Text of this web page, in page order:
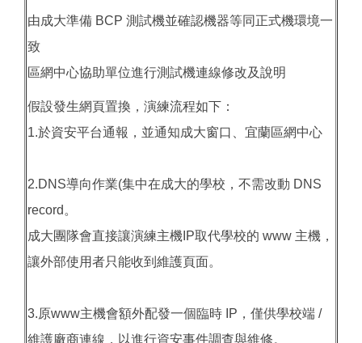
由成大準備 BCP 測試機並確認機器等同正式機環境一
致
區網中心協助單位進行測試機連線修改及說明
假設發生網頁置換，演練流程如下：
1.於資安平台通報，並通知成大窗口、宜蘭區網中心
2.DNS導向作業(集中在成大的學校，不需改動 DNS
record。
成大團隊會直接讓演練主機IP取代學校的 www 主機，
讓外部使用者只能收到維護頁面。
3.原www主機會額外配發一個臨時 IP，僅供學校端 /
維護廠商連線，以進行資安事件調查與維修。